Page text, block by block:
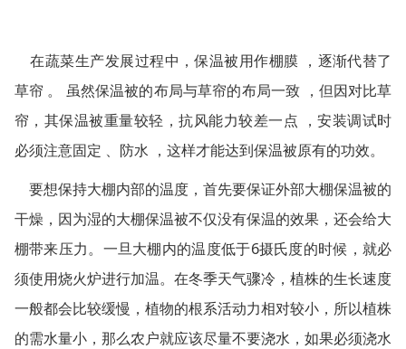
在蔬菜生产发展过程中，保温被用作棚膜
，逐渐代替了
草帘 。 虽然保温被的布局与草帘的布局一致
，但因对比草
帘，其保温被重量较轻，抗风能力较差一点
，安装调试时
必须注意固定 、防水 ，这样才能达到保温被原有的功效。
要想保持大棚内部的温度，首先要保证外部大棚保温被的
干燥，因为湿的大棚保温被不仅没有保温的效果，还会给大
棚带来压力。一旦大棚内的温度低于6摄氏度的时候，就必
须使用烧火炉进行加温。在冬季天气骤冷，植株的生长速度
一般都会比较缓慢，植物的根系活动力相对较小，所以植株
的需水量小，那么农户就应该尽量不要浇水，如果必须浇水